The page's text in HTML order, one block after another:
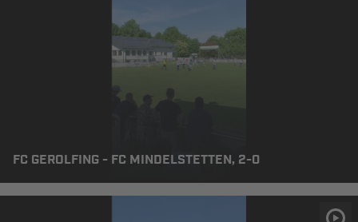
FC GEROLFING - FC MINDELSTETTEN, 2-0